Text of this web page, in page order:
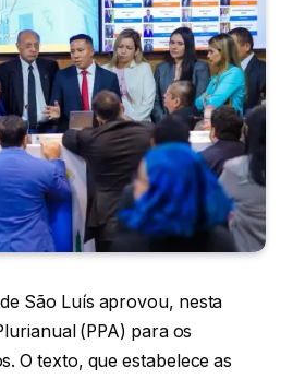
São Luís aprovou, nesta
(PPA) para os
O texto, que estabelece as